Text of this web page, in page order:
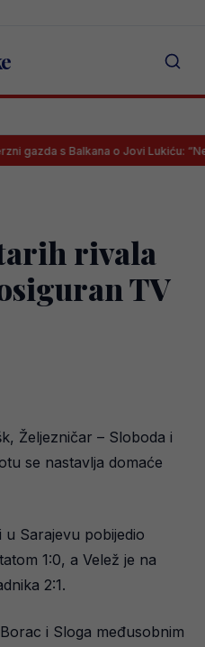
Balkana o Jovi Lukiću: “Neka
rivala
TV
Željezničar – Sloboda i
se nastavlja domaće
Sarajevu pobijedio
1:0, a Velež je na
2:1.
i Sloga međusobnim